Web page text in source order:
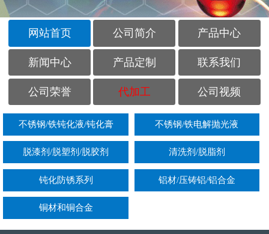
网站首页 公司简介 产品中心
新闻中心 产品定制 联系我们
公司荣誉 代加工 公司视频
不锈钢/铁钝化液/钝化膏 不锈钢/铁电解抛光液
脱漆剂/脱塑剂/脱胶剂 清洗剂/脱脂剂
钝化防锈系列 铝材/压铸铝/铝合金
铜材和铜合金